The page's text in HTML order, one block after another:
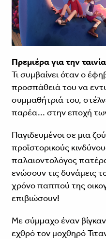
Πρεμιέρα για την
Τι συμβαίνει όταν ο
προσπάθειά του να
συμμαθήτριά του,
παρέα... στην εποχή
Παγιδευμένοι σε μια
προϊστορικούς
παλαιοντολόγος
ενώσουν τις δυνάμεις
χρόνο παππού της
επιβιώσουν!
Με σύμμαχο έναν
εχθρό τον μοχθηρό